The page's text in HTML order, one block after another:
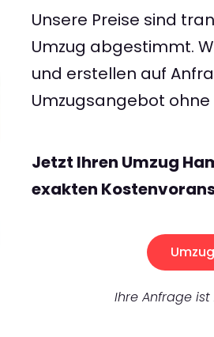
Unsere Preise sind
Umzug abgestimmt.
und erstellen auf
Umzugsangebot
Jetzt Ihren Umzug
exakten
Ihre Anfrage ist